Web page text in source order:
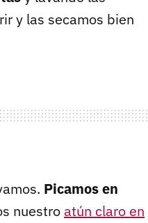
y las secamos bien
Picamos en
nuestro atún claro en